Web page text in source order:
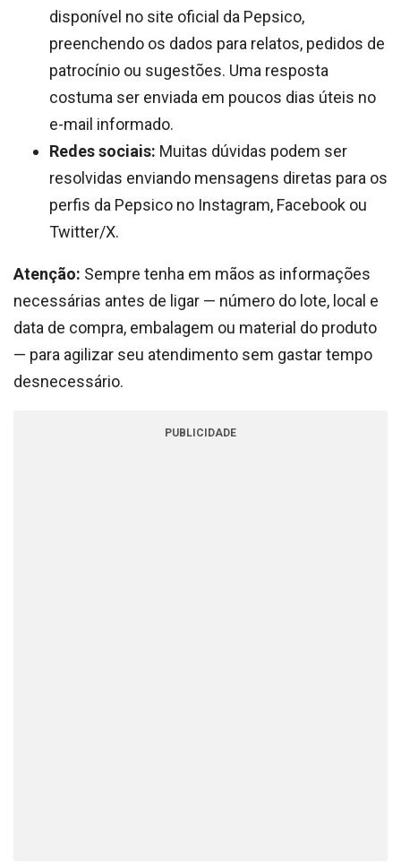
disponível no site oficial da Pepsico,
preenchendo os dados para relatos, pedidos de
patrocínio ou sugestões. Uma resposta
costuma ser enviada em poucos dias úteis no
e-mail informado.
Redes sociais: Muitas dúvidas podem ser
resolvidas enviando mensagens diretas para os
perfis da Pepsico no Instagram, Facebook ou
Twitter/X.
Atenção: Sempre tenha em mãos as informações
necessárias antes de ligar — número do lote, local e
data de compra, embalagem ou material do produto
— para agilizar seu atendimento sem gastar tempo
desnecessário.
PUBLICIDADE